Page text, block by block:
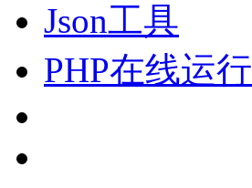
Json工具
PHP在线运行